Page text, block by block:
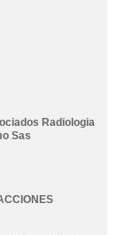
Radiologia
Sas